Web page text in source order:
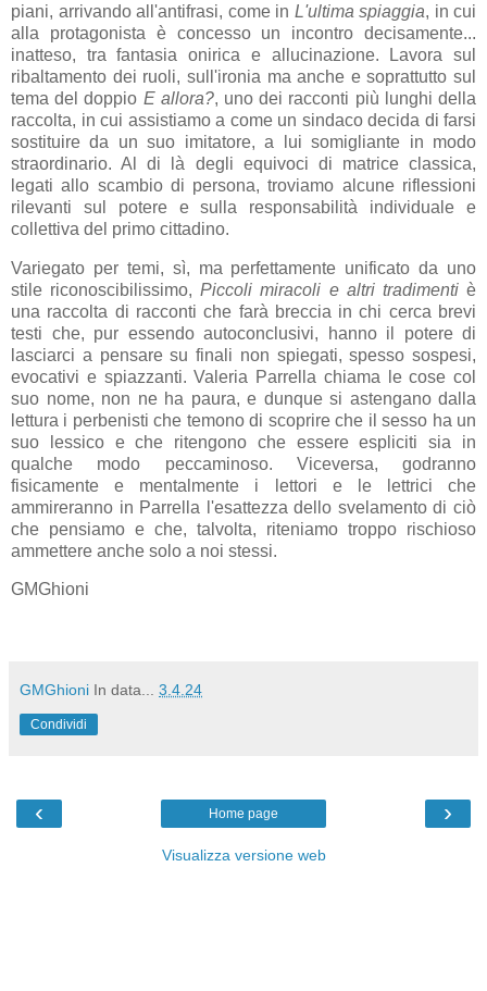
piani, arrivando all'antifrasi, come in L'ultima spiaggia, in cui
alla protagonista è concesso un incontro decisamente...
inatteso, tra fantasia onirica e allucinazione. Lavora sul
ribaltamento dei ruoli, sull'ironia ma anche e soprattutto sul
tema del doppio E allora?, uno dei racconti più lunghi della
raccolta, in cui assistiamo a come un sindaco decida di farsi
sostituire da un suo imitatore, a lui somigliante in modo
straordinario. Al di là degli equivoci di matrice classica,
legati allo scambio di persona, troviamo alcune riflessioni
rilevanti sul potere e sulla responsabilità individuale e
collettiva del primo cittadino.
Variegato per temi, sì, ma perfettamente unificato da uno
stile riconoscibilissimo,Piccoli miracoli e altri tradimentiè
una raccolta di racconti che farà breccia in chi cerca brevi
testi che, pur essendo autoconclusivi, hanno il potere di
lasciarci a pensare su finali non spiegati, spesso sospesi,
evocativi e spiazzanti. Valeria Parrella chiama le cose col
suo nome, non ne ha paura, e dunque si astengano dalla
lettura i perbenisti che temono di scoprire che il sesso ha un
suo lessico e che ritengono che essere espliciti sia in
qualche modo peccaminoso. Viceversa, godranno
fisicamente e mentalmente i lettori e le lettrici che
ammireranno in Parrella l'esattezza dello svelamento di ciò
che pensiamo e che, talvolta, riteniamo troppo rischioso
ammettere anche solo a noi stessi.
GMGhioni
GMGhioni In data... 3.4.24
Condividi
‹ ›
Home page
Visualizza versione web